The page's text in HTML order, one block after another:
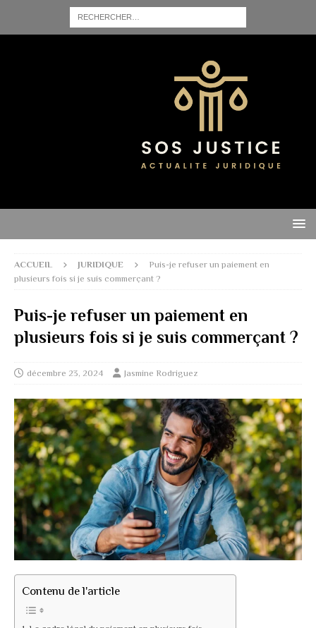
ACCUEIL JURIDIQUE
Puis-je refuser un paiement en
plusieurs fois si je suis commerçant ?
Puis-je refuser un paiement en
plusieurs fois si je suis commerçant ?
décembre 23, 2024 Jasmine Rodriguez
Contenu de l'article